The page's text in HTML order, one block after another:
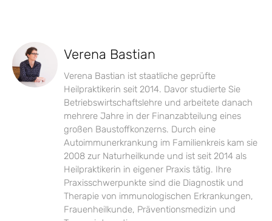
Verena Bastian
Verena Bastian ist staatliche geprüfte
Heilpraktikerin seit 2014. Davor studierte Sie
Betriebswirtschaftslehre und arbeitete danach
mehrere Jahre in der Finanzabteilung eines
großen Baustoffkonzerns. Durch eine
Autoimmunerkrankung im Familienkreis kam sie
2008 zur Naturheilkunde und ist seit 2014 als
Heilpraktikerin in eigener Praxis tätig. Ihre
Praxisschwerpunkte sind die Diagnostik und
Therapie von immunologischen Erkrankungen,
Frauenheilkunde, Präventionsmedizin und